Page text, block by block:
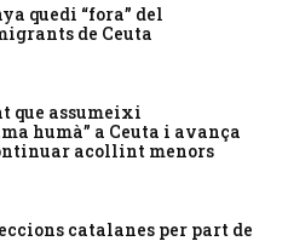
quedi “fora” del
de Ceuta
que assumeixi
humà” a Ceuta i avança
acollint menors
catalanes per part de